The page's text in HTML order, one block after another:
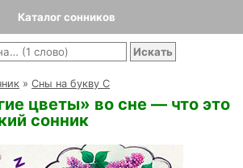
Каталог сонников
» Сны на букву С
цветы» во сне — что это
сонник